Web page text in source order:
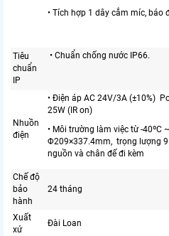
• Tích hợp 1 dây cắm míc, báo
Tiêu
chuẩn
IP
• Chuẩn chống nước IP66.
Nhuồn
điện
• Điện áp AC 24V/3A (±10%)
25W (IR on)
• Môi trường làm việc từ -40ºC
Φ209×337.4mm, trọng lượng
nguồn và chân đế đi kèm
Chế độ
bảo
hành
24 tháng
Xuất
xứ
Đài Loan